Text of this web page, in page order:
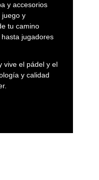
y accesorios
juego y
tu camino
jugadores
vive el pádel y el
y calidad